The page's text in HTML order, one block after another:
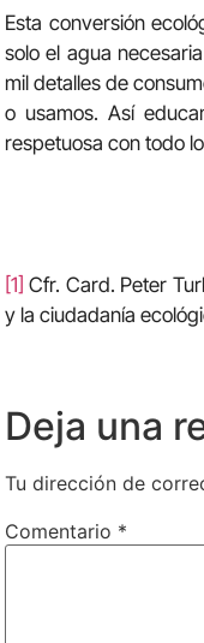
Esta conversión
solo el agua
mil detalles de
o usamos. Así
respetuosa con todo
[1] Cfr. Card. Peter
y la ciudadanía
Deja una
Tu dirección de
Comentario *